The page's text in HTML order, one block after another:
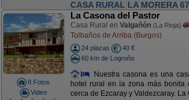
AL 25 DICIEMBRE DIAS
8 Fotos
Video
La Casona del Pastor
Casa Rural en Valgañón (La Rioja)
Tolbaños de Arriba (Burgos)
24 plazas
40 €
60 km de Logroño
Nuestra casona es una
hotel rural en la zona más bonita
cerca de Ezcaray y Valdezcaray. La